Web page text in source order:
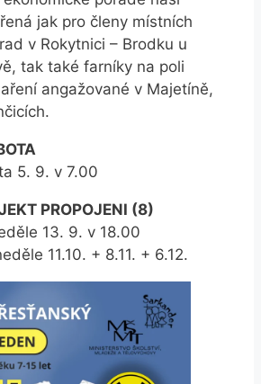
jak pro členy místních
v Rokytnici – Brodku u
tak také farníky na poli
angažované v Majetíně,
5. 9. v 7.00
PROPOJENI (8)
13. 9. v 18.00
11.10. + 8.11. + 6.12.